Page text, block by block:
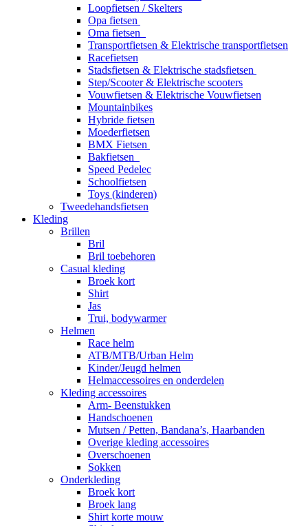
Loopfietsen / Skelters
Opa fietsen
Oma fietsen
Transportfietsen & Elektrische transportfietsen
Racefietsen
Stadsfietsen & Elektrische stadsfietsen
Step/Scooter & Elektrische scooters
Vouwfietsen & Elektrische Vouwfietsen
Mountainbikes
Hybride fietsen
Moederfietsen
BMX Fietsen
Bakfietsen
Speed Pedelec
Schoolfietsen
Toys (kinderen)
Tweedehandsfietsen
Kleding
Brillen
Bril
Bril toebehoren
Casual kleding
Broek kort
Shirt
Jas
Trui, bodywarmer
Helmen
Race helm
ATB/MTB/Urban Helm
Kinder/Jeugd helmen
Helmaccessoires en onderdelen
Kleding accessoires
Arm- Beenstukken
Handschoenen
Mutsen / Petten, Bandana’s, Haarbanden
Overige kleding accessoires
Overschoenen
Sokken
Onderkleding
Broek kort
Broek lang
Shirt korte mouw